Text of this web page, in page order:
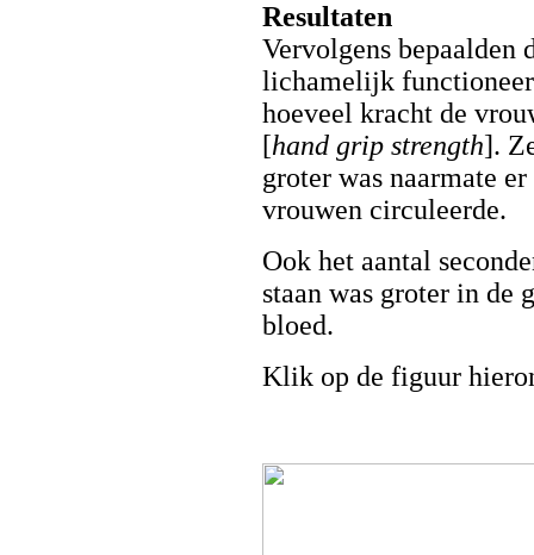
Resultaten
Vervolgens bepaalden
lichamelijk
hoeveel kracht de
[hand grip strength].
groter was naarmate
vrouwen circuleerde.
Ook het aantal
staan was groter in de
bloed.
Klik op de figuur